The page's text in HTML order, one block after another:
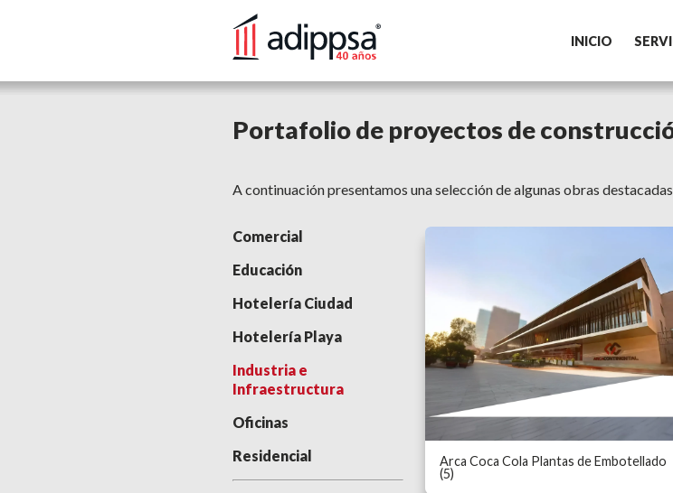
INICIO
Portafolio de proyectos de
A continuación presentamos una selección de algunas obras
Comercial
Educación
Hotelería Ciudad
Hotelería Playa
Industria e
Infraestructura
Oficinas
Residencial
Arca Coca Cola Plantas de Embotellado
(5)